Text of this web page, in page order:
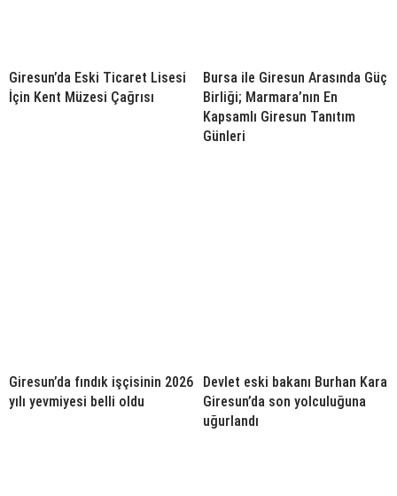
Giresun’da Eski Ticaret Lisesi
İçin Kent Müzesi Çağrısı
Bursa ile Giresun Arasında Güç
Birliği; Marmara’nın En
Kapsamlı Giresun Tanıtım
Günleri
Giresun’da fındık işçisinin 2026
yılı yevmiyesi belli oldu
Devlet eski bakanı Burhan Kara
Giresun’da son yolculuğuna
uğurlandı